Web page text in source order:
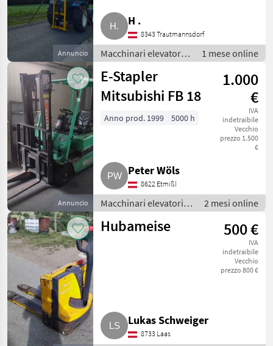
Annuncio
H .
8343 Trautmannsdorf
Macchinari elevatori e
per magazzino /
Carrelli elevatori
1 mese online
Annuncio
E-Stapler
Mitsubishi FB 18
1.000
€
IVA
indetraibile
Vecchio
prezzo 1.500
€
Anno prod. 1999 5000 h
Peter Wöls
8622 Etmißl
Macchinari elevatori e
per magazzino /
Carrelli elevatori
2 mesi online
Hubameise 500 €
IVA
indetraibile
Vecchio
prezzo 800 €
Lukas Schweiger
8733 Laas